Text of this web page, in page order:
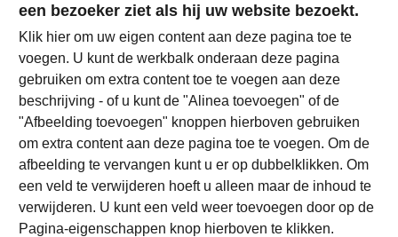
een bezoeker ziet als hij uw website bezoekt.
Klik hier om uw eigen content aan deze pagina toe te
voegen. U kunt de werkbalk onderaan deze pagina
gebruiken om extra content toe te voegen aan deze
beschrijving - of u kunt de "Alinea toevoegen" of de
"Afbeelding toevoegen" knoppen hierboven gebruiken
om extra content aan deze pagina toe te voegen. Om de
afbeelding te vervangen kunt u er op dubbelklikken. Om
een veld te verwijderen hoeft u alleen maar de inhoud te
verwijderen. U kunt een veld weer toevoegen door op de
Pagina-eigenschappen knop hierboven te klikken.